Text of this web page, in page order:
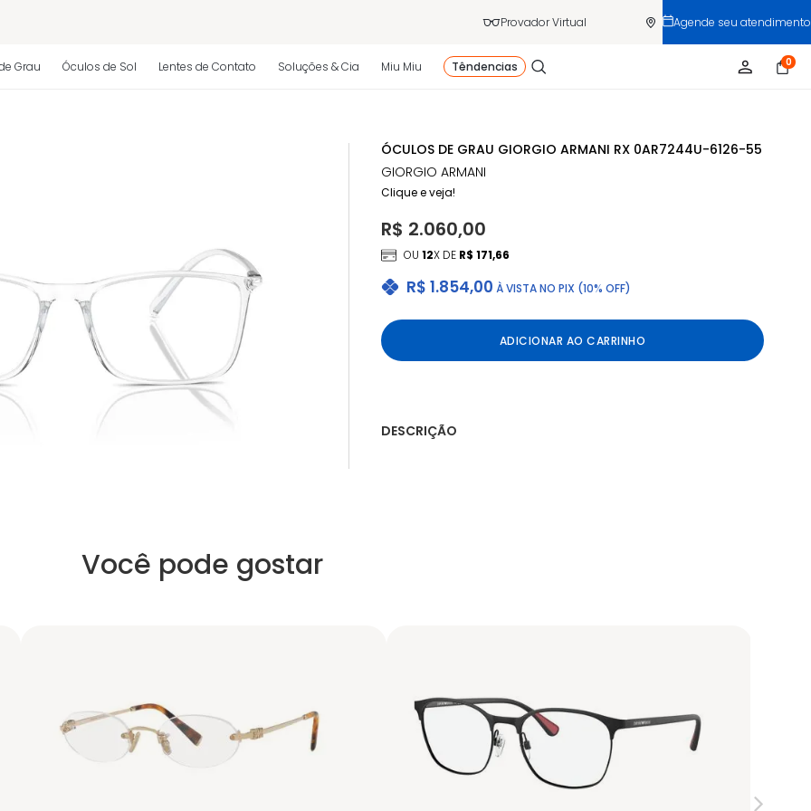
Provador Virtual Agende seu atendimento
Grau Óculos de Sol Lentes de Contato Soluções & Cia Miu Miu Têndencias 0
ÓCULOS DE GRAU GIORGIO ARMANI RX 0AR7244U-6126-55
GIORGIO ARMANI
Clique e veja!
R$ 1.854,00 À VISTA NO PIX (10% OFF)
R$ 2.060,00
OU12X DE R$ 171,66
ADICIONAR AO CARRINHO
DESCRIÇÃO
Você pode gostar